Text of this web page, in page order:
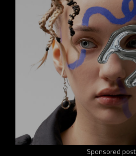
Sponsored post